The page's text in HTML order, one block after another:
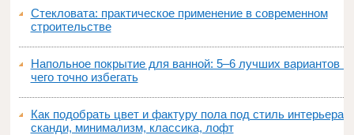
Стекловата: практическое применение в современном
строительстве
Напольное покрытие для ванной: 5–6 лучших вариантов и
чего точно избегать
Как подобрать цвет и фактуру пола под стиль интерьера:
сканди, минимализм, классика, лофт